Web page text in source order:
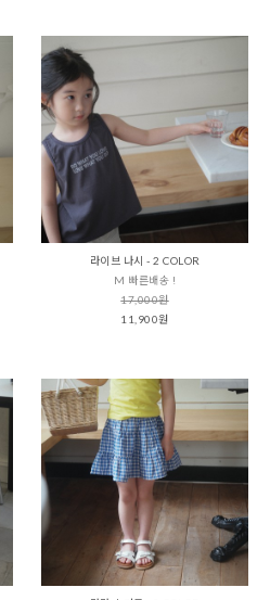
라이브 나시 - 2 COLOR
M 빠른배송 !
17,000원
11,900원